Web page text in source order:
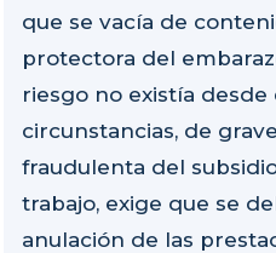
que se vacía de
protectora del
riesgo no existía desde
circunstancias, de
fraudulenta del
trabajo, exige que se
anulación de las